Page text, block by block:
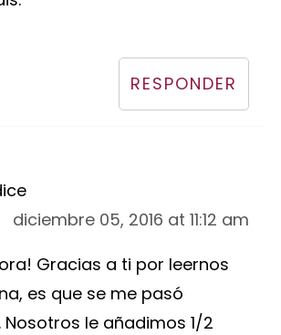
RESPONDER
diciembre 05, 2016 at 11:12 am
Gracias a ti por leernos
es que se me pasó
Nosotros le añadimos 1/2